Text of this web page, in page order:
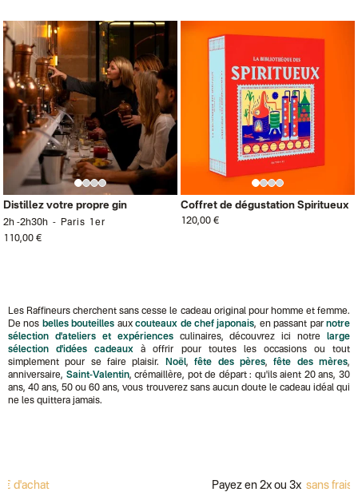
Distillez votre propre gin
2h -2h30h
Paris 1er
110,00 €
Coffret de dégustation Spiritueux
120,00 €
Les Raffineurs cherchent sans cesse le cadeau original pour homme et femme.
De nos belles bouteilles auxcouteaux de chef japonais, en passant parnotre
sélection d'ateliers et expériencesculinaires, découvrez ici notre large
sélection d'idées cadeaux à offrir pour toutes les occasions ou tout
simplement pour se faire plaisir.
Noël,fête des pères,fête des mères,
anniversaire, Saint-Valentin, crémaillère, pot de départ : qu'ils aient 20 ans, 30
ans, 40 ans, 50 ou 60 ans, vous trouverez sans aucun doute le cadeau idéal qui
ne les quittera jamais.
Payez en 2x ou 3x sans frais avec